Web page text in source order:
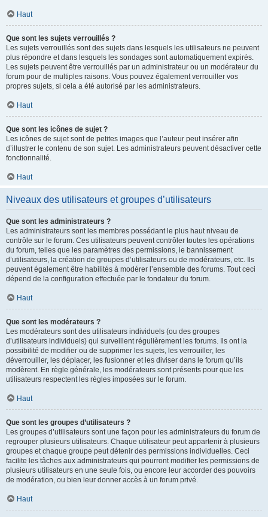
Haut
Que sont les sujets verrouillés ?
Les sujets verrouillés sont des sujets dans lesquels les utilisateurs ne peuvent
plus répondre et dans lesquels les sondages sont automatiquement expirés.
Les sujets peuvent être verrouillés par un administrateur ou un modérateur du
forum pour de multiples raisons. Vous pouvez également verrouiller vos
propres sujets, si cela a été autorisé par les administrateurs.
Haut
Que sont les icônes de sujet ?
Les icônes de sujet sont de petites images que l’auteur peut insérer afin
d’illustrer le contenu de son sujet. Les administrateurs peuvent désactiver cette
fonctionnalité.
Haut
Niveaux des utilisateurs et groupes d’utilisateurs
Que sont les administrateurs ?
Les administrateurs sont les membres possédant le plus haut niveau de
contrôle sur le forum. Ces utilisateurs peuvent contrôler toutes les opérations
du forum, telles que les paramètres des permissions, le bannissement
d’utilisateurs, la création de groupes d’utilisateurs ou de modérateurs, etc. Ils
peuvent également être habilités à modérer l’ensemble des forums. Tout ceci
dépend de la configuration effectuée par le fondateur du forum.
Haut
Que sont les modérateurs ?
Les modérateurs sont des utilisateurs individuels (ou des groupes
d’utilisateurs individuels) qui surveillent régulièrement les forums. Ils ont la
possibilité de modifier ou de supprimer les sujets, les verrouiller, les
déverrouiller, les déplacer, les fusionner et les diviser dans le forum qu’ils
modèrent. En règle générale, les modérateurs sont présents pour que les
utilisateurs respectent les règles imposées sur le forum.
Haut
Que sont les groupes d’utilisateurs ?
Les groupes d’utilisateurs sont une façon pour les administrateurs du forum de
regrouper plusieurs utilisateurs. Chaque utilisateur peut appartenir à plusieurs
groupes et chaque groupe peut détenir des permissions individuelles. Ceci
facilite les tâches aux administrateurs qui pourront modifier les permissions de
plusieurs utilisateurs en une seule fois, ou encore leur accorder des pouvoirs
de modération, ou bien leur donner accès à un forum privé.
Haut